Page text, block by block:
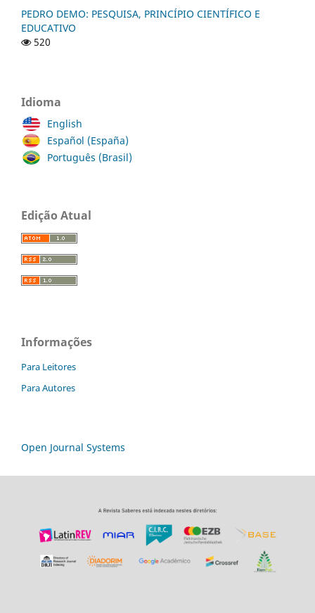
PEDRO DEMO: PESQUISA, PRINCÍPIO CIENTÍFICO E
EDUCATIVO
520
Idioma
English
Español (España)
Português (Brasil)
Edição Atual
Informações
Para Leitores
Para Autores
Open Journal Systems